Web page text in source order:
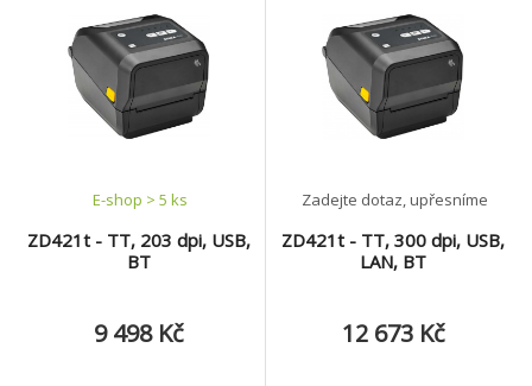
Thermal) a termo
transferovým tiskem
(Thermal transfer print).
Mohou se pochlubit
pokročilejšími funkcemi,
spolehlivým provozem za
termotiskem (Direct
Thermal) a termo
transferovým tiskem
(Thermal transfer print).
Mohou se pochlubit
pokročilejšími funkcemi,
ZD421t - TT, 203 dpi, USB,
BT
E-shop > 5 ks
9 498 Kč
ZD421t - TT, 300 dpi, USB,
LAN, BT
Zadejte dotaz, upřesníme
12 673 Kč